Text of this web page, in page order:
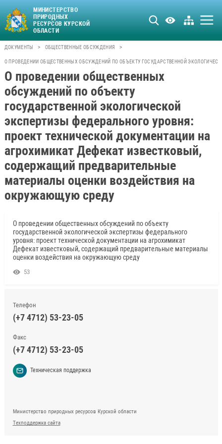
МИНИСТЕРСТВО
ПРИРОДНЫХ
РЕСУРСОВ КУРСКОЙ
ОБЛАСТИ
ДОКУМЕНТЫ > ОБЩЕСТВЕННЫЕ ОБСУЖДЕНИЯ >
О ПРОВЕДЕНИИ ОБЩЕСТВЕННЫХ ОБСУЖДЕНИЙ ПО ОБЪЕКТУ ГОСУДАРСТВЕННОЙ
О проведении общественных
обсуждений по объекту
государственной экологической
экспертизы федерального уровня:
проект технической документации на
агрохимикат Дефекат известковый,
содержащий предварительные
материалы оценки воздействия на
окружающую среду
О проведении общественных обсуждений по объекту
государственной экологической экспертизы федерального
уровня: проект технической документации на агрохимикат
Дефекат известковый, содержащий предварительные материалы
оценки воздействия на окружающую среду
53
Телефон
(+7 4712) 53-23-05
Факс
(+7 4712) 53-23-05
Техническая поддержка
Министерство природных ресурсов Курской области
Техподдержка сайта